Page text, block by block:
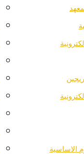
الاساسية